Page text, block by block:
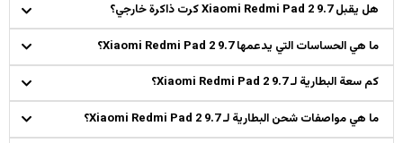
هل يقبل Xiaomi Redmi Pad 2 9.7 كرت ذاكرة خارجي؟
ما هي الحساسات التي يدعمها Xiaomi Redmi Pad 2 9.7؟
كم سعة البطارية لـ Xiaomi Redmi Pad 2 9.7؟
ما هي مواصفات شحن البطارية لـ Xiaomi Redmi Pad 2 9.7؟